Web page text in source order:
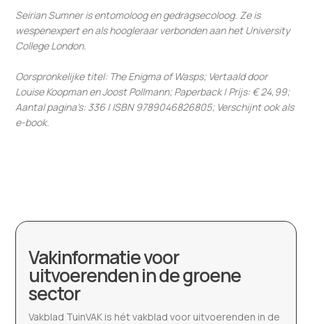
Seirian Sumner is entomoloog en gedragsecoloog. Ze is
wespenexpert en als hoogleraar verbonden aan het University
College London.
Oorspronkelijke titel: The Enigma of Wasps; Vertaald door
Louise Koopman en Joost Pollmann; Paperback | Prijs: € 24,99;
Aantal pagina’s: 336 | ISBN 9789046826805; Verschijnt ook als
e-book.
Vakinformatie voor
uitvoerenden in de groene
sector
Vakblad TuinVAK is hét vakblad voor uitvoerenden in de